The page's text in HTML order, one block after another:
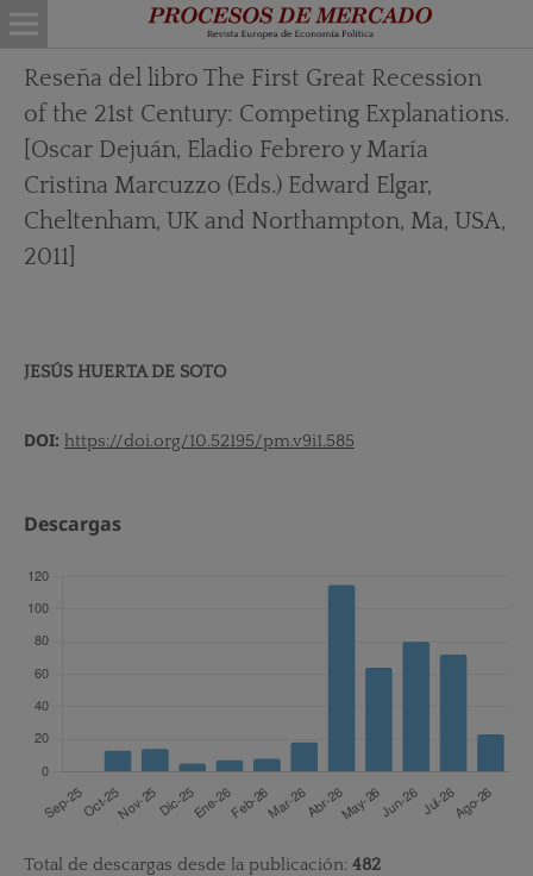
Reseña del libro The First Great Recession
of the 21st Century: Competing Explanations.
[Oscar Dejuán, Eladio Febrero y María
Cristina Marcuzzo (Eds.) Edward Elgar,
Cheltenham, UK and Northampton, Ma, USA,
2011]
JESÚS HUERTA DE SOTO
DOI: https://doi.org/10.52195/pm.v9i1.585
Descargas
Total de descargas desde la publicación: 482